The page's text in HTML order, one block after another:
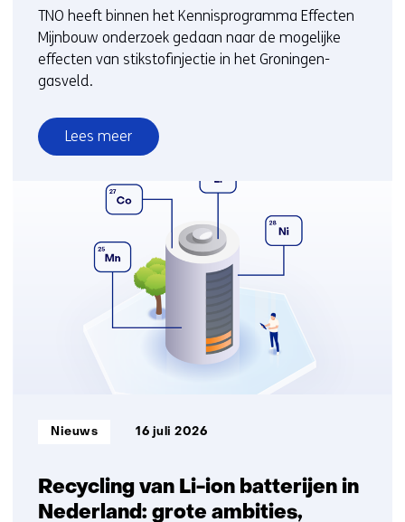
TNO heeft binnen het Kennisprogramma Effecten
Mijnbouw onderzoek gedaan naar de mogelijke
effecten van stikstofinjectie in het Groningen-
gasveld.
Lees meer
over
effecten
Groningen-
gasveld
Recycling van Li-ion batterijen in
Nederland: grote ambities,
Informatietype:
Nieuws 16 juli 2026